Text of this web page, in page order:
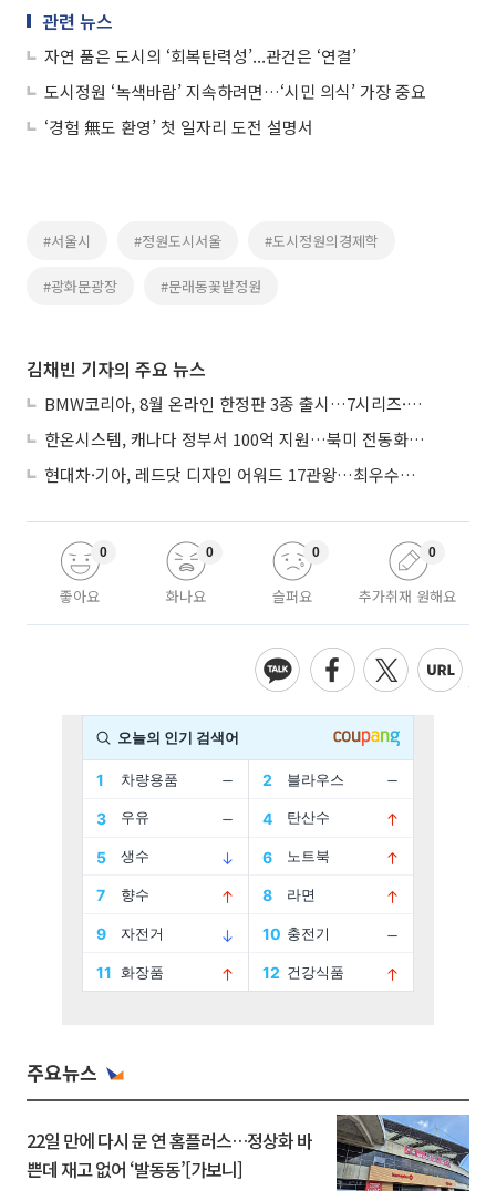
관련 뉴스
자연 품은 도시의 ‘회복탄력성’...관건은 ‘연결’
도시정원 ‘녹색바람’ 지속하려면…‘시민 의식’ 가장 중요
‘경험 無도 환영’ 첫 일자리 도전 설명서
#서울시 #정원도시서울 #도시정원의경제학
#광화문광장 #문래동꽃밭정원
김채빈 기자의 주요 뉴스
BMW코리아, 8월 온라인 한정판 3종 출시…7시리즈·X7·M340i 투어링
한온시스템, 캐나다 정부서 100억 지원…북미 전동화 시장 가속
현대차·기아, 레드닷 디자인 어워드 17관왕…최우수상 2개 수상
좋아요
0
화나요
0
슬퍼요
0
추가취재 원해요
0
주요뉴스
22일 만에 다시 문 연 홈플러스…정상화 바
쁜데 재고 없어 ‘발동동’[가보니]